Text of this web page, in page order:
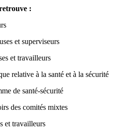
:
et superviseurs
et travailleurs
relative à la santé et à la sécurité
de santé-sécurité
des comités mixtes
et travailleurs